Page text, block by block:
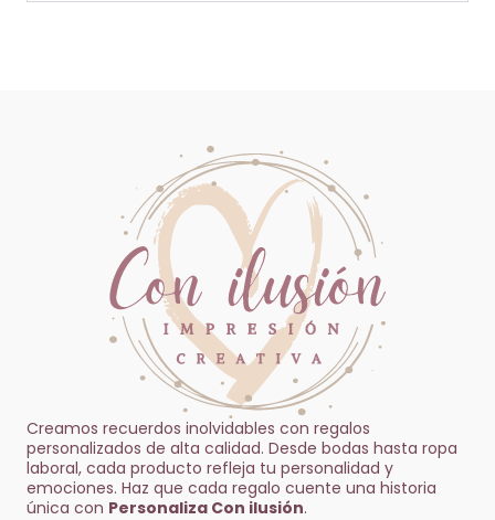
Creamos recuerdos inolvidables con regalos
personalizados de alta calidad. Desde bodas hasta ropa
laboral, cada producto refleja tu personalidad y
emociones. Haz que cada regalo cuente una historia
única con Personaliza Con ilusión.